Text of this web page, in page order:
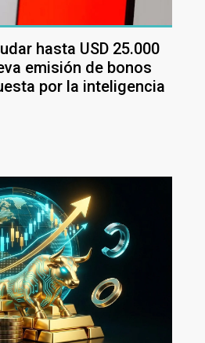
hasta USD 25.000
emisión de bonos
por la inteligencia